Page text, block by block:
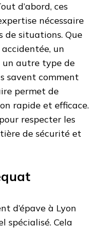
d’abord, ces
nécessaire
de situations. Que
un
un autre type de
savent comment
permet de
rapide et efficace.
respecter les
de sécurité et
d’épave à Lyon
spécialisé. Cela